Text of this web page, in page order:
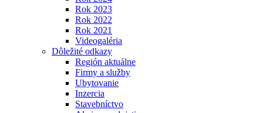
Rok 2023
Rok 2022
Rok 2021
Videogaléria
Dôležité odkazy
Región aktuálne
Firmy a služby
Ubytovanie
Inzercia
Stavebníctvo